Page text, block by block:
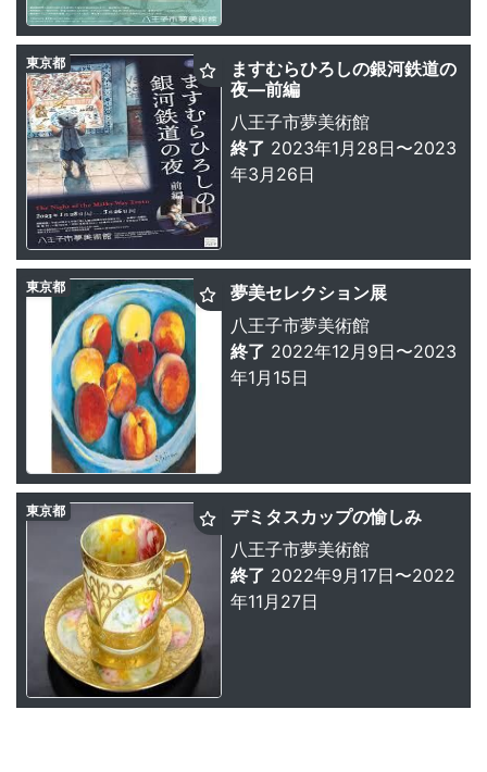
ますむらひろしの銀河鉄道の
夜—前編
八王子市夢美術館
終了 2023年1月28日〜2023
年3月26日
東京都
夢美セレクション展
八王子市夢美術館
終了 2022年12月9日〜2023
年1月15日
東京都
デミタスカップの愉しみ
八王子市夢美術館
終了 2022年9月17日〜2022
年11月27日
東京都